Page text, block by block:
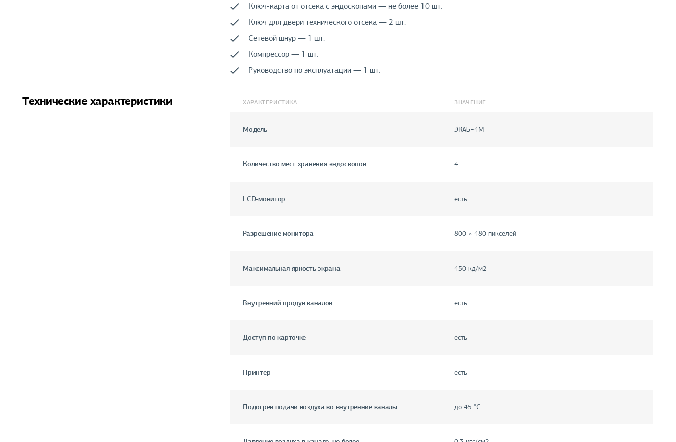
Ключ-карта от отсека с эндоскопами — не более 10 шт.
Ключ для двери технического отсека — 2 шт.
Сетевой шнур — 1 шт.
Компрессор — 1 шт.
Руководство по эксплуатации — 1 шт.
Технические характеристики ХАРАКТЕРИСТИКА ЗНАЧЕНИЕ
Модель ЭКАБ−4М
Количество мест хранения эндоскопов 4
LCD-монитор есть
Разрешение монитора 800 × 480 пикселей
Максимальная яркость экрана 450 кд/м2
Внутренний продув каналов есть
Доступ по карточке есть
Принтер есть
Подогрев подачи воздуха во внутренние каналы до 45 °С